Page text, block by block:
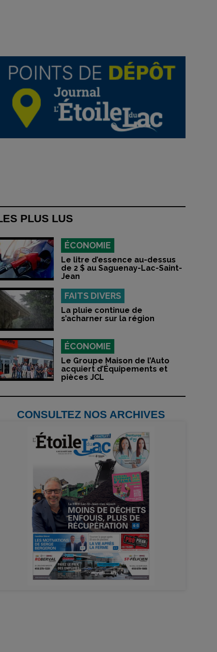
PLUS LUS
ÉCONOMIE
Le litre d’essence au-dessus
de 2 $ au Saguenay-Lac-Saint-
Jean
FAITS DIVERS
La pluie continue de
s’acharner sur la région
ÉCONOMIE
Le Groupe Maison de l’Auto
acquiert d’Équipements et
pièces JCL
CONSULTEZ NOS ARCHIVES